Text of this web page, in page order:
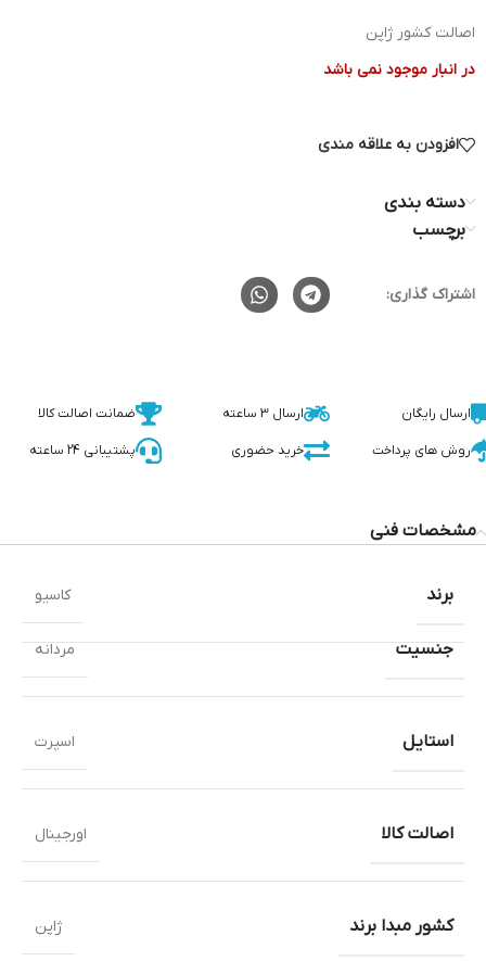
اصالت کشور ژاپن
در انبار موجود نمی باشد
افزودن به علاقه مندی
دسته بندی
برچسب
اشتراک گذاری:
ارسال رایگان ارسال 3 ساعته ضمانت اصالت کالا
روش های پرداخت خرید حضوری پشتیبانی 24 ساعته
مشخصات فنی
جنسیت مردانه
استایل اسپرت
اصالت کالا اورجینال
کشور مبدا برند ژاپن
برند کاسیو